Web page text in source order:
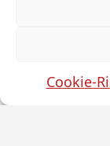
Cookie-